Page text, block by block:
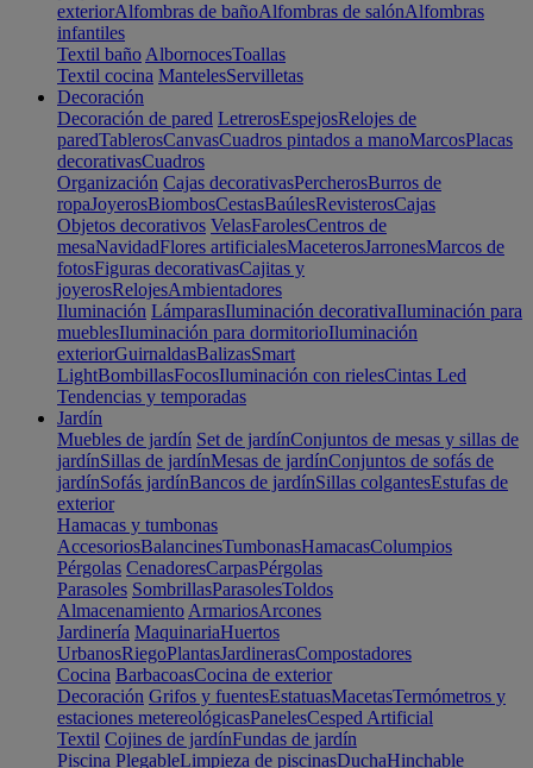
exteriorAlfombras de bañoAlfombras de salónAlfombras
infantiles
Textil baño AlbornocesToallas
Textil cocina MantelesServilletas
Decoración
Decoración de pared LetrerosEspejosRelojes de
paredTablerosCanvasCuadros pintados a manoMarcosPlacas
decorativasCuadros
Organización Cajas decorativasPercherosBurros de
ropaJoyerosBiombosCestasBaúlesRevisterosCajas
Objetos decorativos VelasFarolesCentros de
mesaNavidadFlores artificialesMaceterosJarronesMarcos de
fotosFiguras decorativasCajitas y
joyerosRelojesAmbientadores
Iluminación LámparasIluminación decorativaIluminación para
mueblesIluminación para dormitorioIluminación
exteriorGuirnaldasBalizasSmart
LightBombillasFocosIluminación con rielesCintas Led
Tendencias y temporadas
Jardín
Muebles de jardín Set de jardínConjuntos de mesas y sillas de
jardínSillas de jardínMesas de jardínConjuntos de sofás de
jardínSofás jardínBancos de jardínSillas colgantesEstufas de
exterior
Hamacas y tumbonas
AccesoriosBalancinesTumbonasHamacasColumpios
Pérgolas CenadoresCarpasPérgolas
Parasoles SombrillasParasolesToldos
Almacenamiento ArmariosArcones
Jardinería MaquinariaHuertos
UrbanosRiegoPlantasJardinerasCompostadores
Cocina BarbacoasCocina de exterior
Decoración Grifos y fuentesEstatuasMacetasTermómetros y
estaciones metereológicasPanelesCesped Artificial
Textil Cojines de jardínFundas de jardín
Piscina PlegableLimpieza de piscinasDuchaHinchable